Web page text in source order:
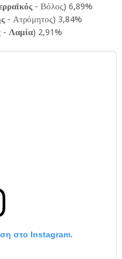
- Βόλος) 6,89%
- Ατρόμητος) 3,84%
- Λαμία) 2,91%
στο Instagram.